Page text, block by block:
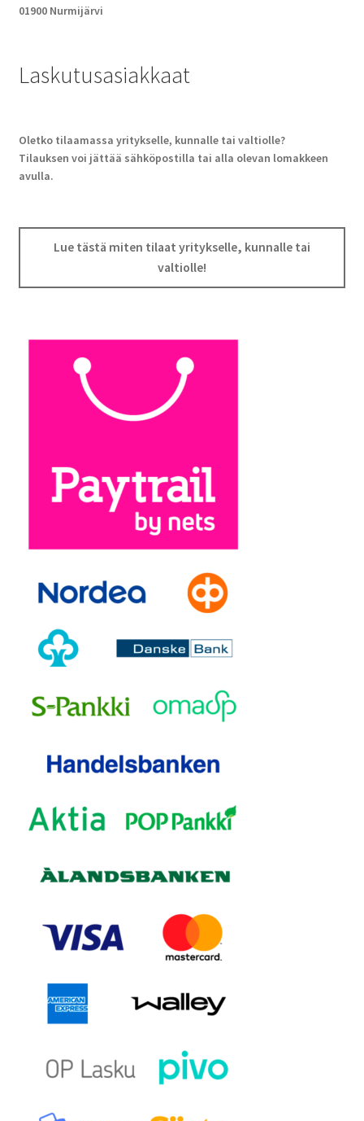
01900 Nurmijärvi
Laskutusasiakkaat
Oletko tilaamassa yritykselle, kunnalle tai valtiolle?
Tilauksen voi jättää sähköpostilla tai alla olevan lomakkeen
avulla.
Lue tästä miten tilaat yritykselle, kunnalle tai
valtiolle!